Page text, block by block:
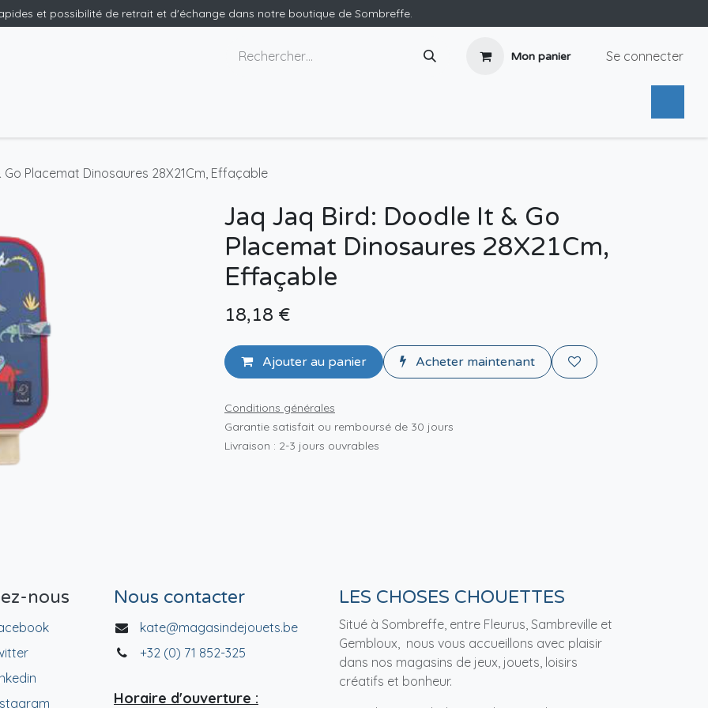
et possibilité de retrait et d'échange dans notre boutique de Sombreffe.
Mon panier Se connecter
Placemat Dinosaures 28X21Cm, Effaçable
Jaq Jaq Bird: Doodle It & Go
Placemat Dinosaures 28X21Cm,
Effaçable
18,18 €
Ajouter au panier Acheter maintenant
Conditions générales
Garantie satisfait ou remboursé de 30 jours
Livraison : 2-3 jours ouvrables
nous Nous contacter
kate@magasindejouets.be
+32 (0) 71 852-325
Horaire d'ouverture :
LES CHOSES CHOUETTES
Situé à Sombreffe, entre Fleurus, Sambreville et
Gembloux, nous vous accueillons avec plaisir
dans nos magasins de jeux, jouets, loisirs
créatifs et bonheur.